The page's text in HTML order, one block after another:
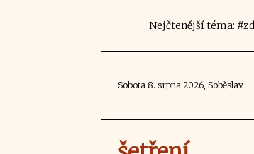
Nejčtenější téma:
Sobota 8. srpna 2026, Soběslav